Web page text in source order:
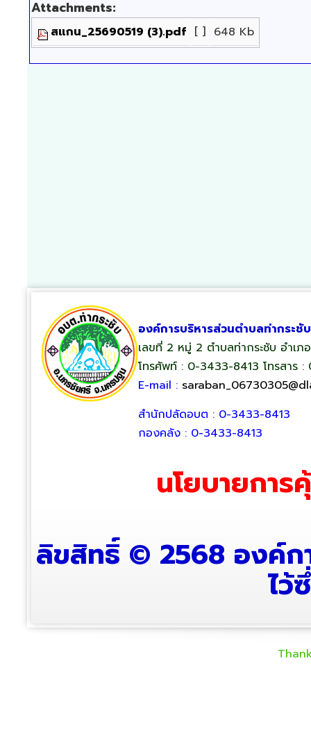
Attachments:
สแกน_25690519 (3).pdf [ ] 648 Kb
องค์การบริหารส่วนตำบลท่ากระชับ
เลขที่ 2 หมู่ 2 ตำบลท่ากระชับ อำเ
โทรศัพท์ : 0-3433-8413 โทรสาร
E-mail :
สำนักปลัดอบต : 0-3433-8413
กองคลัง : 0-3433-8413
นโยบายกา
ลิขสิทธิ์ © 2568 องค์ก
ไว้